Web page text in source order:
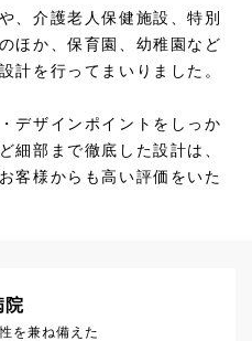
、介護老人保健施設、特別
ほか、保育園、幼稚園など
計を行ってまいりました。
デザインポイントをしっか
細部まで徹底した設計は、
客様からも高い評価をいた
院
を兼ね備えた